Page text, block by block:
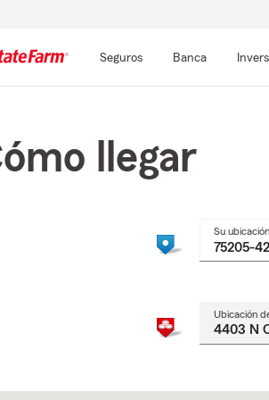
Seguros Banca
llegar
Su ubicación
Ubicación